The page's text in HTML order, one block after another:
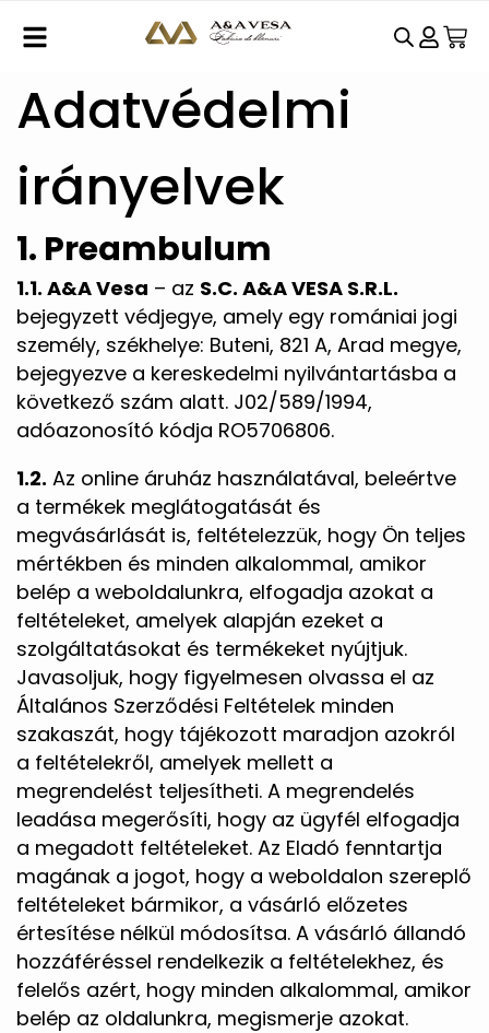
Adatvédelmi
irányelvek
1. Preambulum
1.1. A&A Vesa – az S.C. A&A VESA S.R.L.
bejegyzett védjegye, amely egy romániai jogi
személy, székhelye: Buteni, 821 A, Arad megye,
bejegyezve a kereskedelmi nyilvántartásba a
következő szám alatt. J02/589/1994,
adóazonosító kódja RO5706806.
1.2. Az online áruház használatával, beleértve
a termékek meglátogatását és
megvásárlását is, feltételezzük, hogy Ön teljes
mértékben és minden alkalommal, amikor
belép a weboldalunkra, elfogadja azokat a
feltételeket, amelyek alapján ezeket a
szolgáltatásokat és termékeket nyújtjuk.
Javasoljuk, hogy figyelmesen olvassa el az
Általános Szerződési Feltételek minden
szakaszát, hogy tájékozott maradjon azokról
a feltételekről, amelyek mellett a
megrendelést teljesítheti. A megrendelés
leadása megerősíti, hogy az ügyfél elfogadja
a megadott feltételeket. Az Eladó fenntartja
magának a jogot, hogy a weboldalon szereplő
feltételeket bármikor, a vásárló előzetes
értesítése nélkül módosítsa. A vásárló állandó
hozzáféréssel rendelkezik a feltételekhez, és
felelős azért, hogy minden alkalommal, amikor
belép az oldalunkra, megismerje azokat.